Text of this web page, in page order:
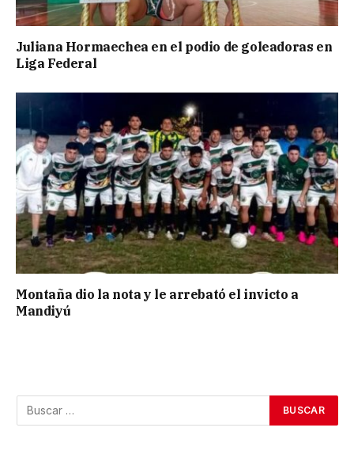
Juliana Hormaechea en el podio de goleadoras en
Liga Federal
Montaña dio la nota y le arrebató el invicto a
Mandiyú